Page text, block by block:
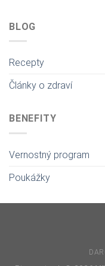
BLOG
Recepty
Články o zdraví
BENEFITY
Vernostný program
Poukážky